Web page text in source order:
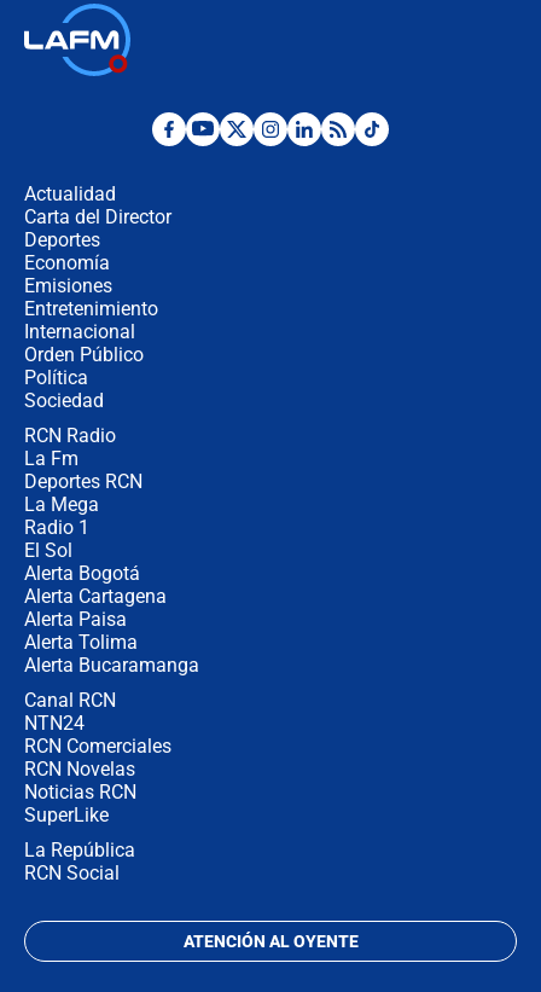
Posesión de Abelardo De La Espriella
Actualidad
Carta del Director
Deportes
Economía
Emisiones
Entretenimiento
Internacional
Orden Público
Política
Sociedad
RCN Radio
La Fm
Deportes RCN
La Mega
Radio 1
El Sol
Alerta Bogotá
Alerta Cartagena
Alerta Paisa
Alerta Tolima
Alerta Bucaramanga
Canal RCN
NTN24
RCN Comerciales
RCN Novelas
Noticias RCN
SuperLike
La República
RCN Social
ATENCIÓN AL OYENTE